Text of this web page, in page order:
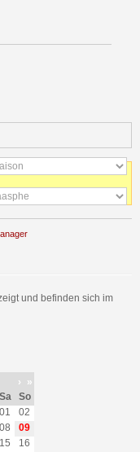
und befinden sich im
›
»
Sa
So
01
02
08
09
15
16